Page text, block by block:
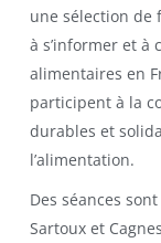
une sélection de
à s’informer et à
alimentaires en
participent à la
durables et
l’alimentation.
Des séances
Sartoux et